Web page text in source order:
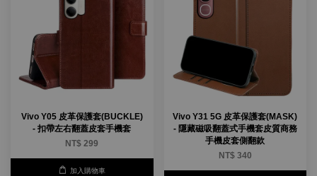
Vivo Y05 皮革保護套(BUCKLE)
- 扣帶左右翻蓋皮套手機套
NT$ 299
加入購物車
Vivo Y31 5G 皮革保護套(MASK)
- 隱藏磁吸翻蓋式手機套皮質商務
手機皮套側翻款
NT$ 340